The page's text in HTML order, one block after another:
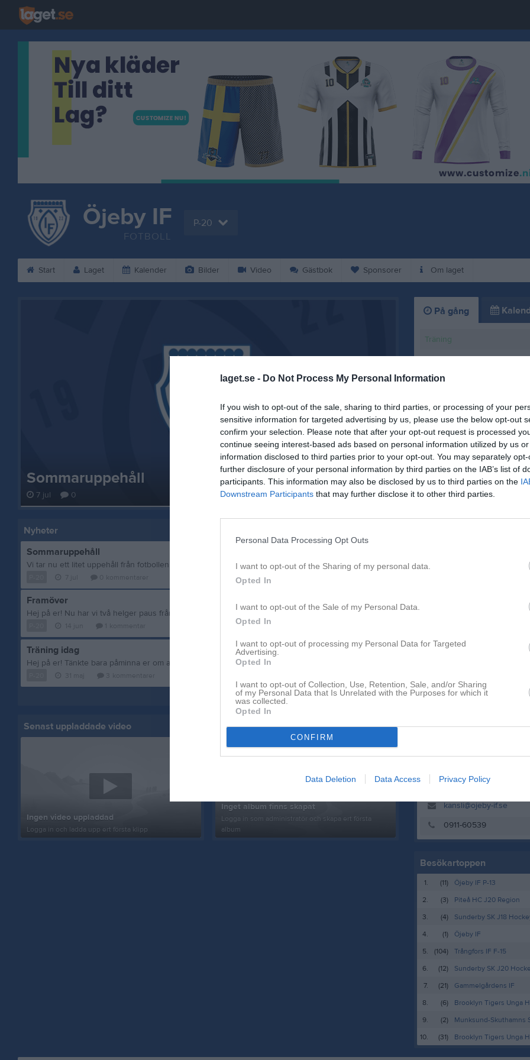
laget.se - Do Not Process My Personal Information
If you wish to opt-out of the sale, sharing to third parties, or processing of your
sensitive information for targeted advertising by us, please use the below opt-out
confirm your selection. Please note that after your opt-out request is processed
continue seeing interest-based ads based on personal information utilized by us
information disclosed to third parties prior to your opt-out. You may separately
further disclosure of your personal information by third parties on the IAB’s list of
participants. This information may also be disclosed by us to third parties on the
Downstream Participants that may further disclose it to other third parties.
Personal Data Processing Opt Outs
I want to opt-out of the Sharing of my personal data.
Opted In
I want to opt-out of the Sale of my Personal Data.
Opted In
I want to opt-out of processing my Personal Data for Targeted
Advertising.
Opted In
I want to opt-out of Collection, Use, Retention, Sale, and/or Sharing
of my Personal Data that Is Unrelated with the Purposes for which it
was collected.
Opted In
CONFIRM
Data Deletion Data Access Privacy Policy
Öjeby IF
FOTBOLL
P-20
Start Laget Kalender Bilder Video Gästbok Sponsorer Om laget
Sommaruppehåll
7 jul 0
Framöver
14 jun 1
Nyheter
Sommaruppehåll
Vi tar nu ett litet uppehåll från fotbollen, nästa träning är den 2 augusti kl13 på Gotis. Den 15 augusti är det ÖIF-dagen, där är planen att vi ska spela en träningsmatch på Björklunda (vi kör enbart match som på träning så både killarna o tjejerna får chansen och möjligheten att spela).
Framöver
Hej på er! Nu har vi två helger paus från träning pga midsommarhelg och Piteå Summer Games. Sista träningen innan ett litet sommaruppehåll blir då den 5 juli kl13, på Gotis som vanligt. Tänkte också se hur ni känner gällande träningstiden - tycker ni det funkar bra som det är eller skulle en annan tid eller dag passar bättre framöver? Tar gärna lite input innan vi bokar fast någon träningstid efter sommaruppehållet :)
Träning idag
Visa fler nyheter
Senast uppladdade video
Ingen video uppladdad
Logga in och ladda upp ert första klipp
Senast uppdaterade album
Inget album finns skapat
Logga in som administratör och skapa ert första
album
På gång
Träning
Träning
Träning
Nyheter från föreningen
Kansliet stängt Torsdag 6/
4 aug
Närvarorapportering/
Box 103, 94323 Öjebyn
kansli@ojeby-if.se
0911-60539
Besökartoppen
1. (11)
Öjeby IF P-13
2.
(3)
Piteå HC J20 Region
3.
(4)
Sunderby SK J18
4.
(1)
Öjeby IF
5.
(104)
Trångfors IF F-15
6.
(12)
Sunderby SK J20
7.
(21)
Gammelgårdens IF
8.
(6)
Brooklyn Tigers Unga
9.
(2)
Munksund-Skuthamns
10.
(31) Brooklyn Tigers Unga